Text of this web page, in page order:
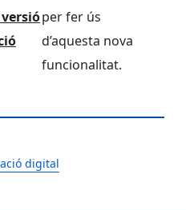
per fer ús
d’aquesta nova
funcionalitat.
digital